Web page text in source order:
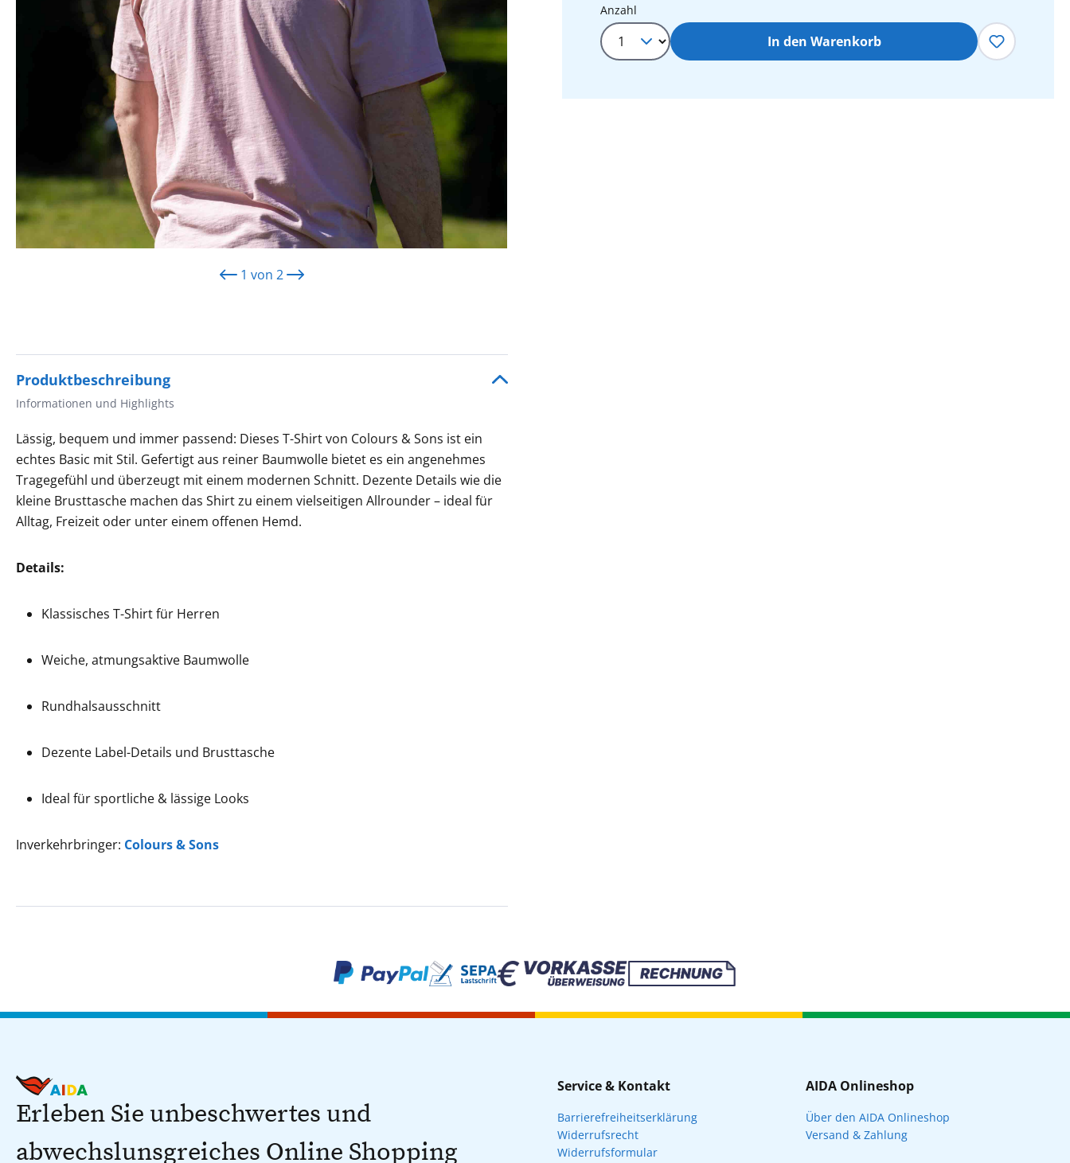
Produkt Anzahl: Gib den gewünschten Wert ein
Anzahl
In den Warenkorb
1 von 2
Produktbeschreibung
Informationen und Highlights
Lässig, bequem und immer passend: Dieses T-Shirt von Colours & Sons ist ein
echtes Basic mit Stil. Gefertigt aus reiner Baumwolle bietet es ein angenehmes
Tragegefühl und überzeugt mit einem modernen Schnitt. Dezente Details wie die
kleine Brusttasche machen das Shirt zu einem vielseitigen Allrounder – ideal für
Alltag, Freizeit oder unter einem offenen Hemd.
Details:
Klassisches T-Shirt für Herren
Weiche, atmungsaktive Baumwolle
Rundhalsausschnitt
Dezente Label-Details und Brusttasche
Ideal für sportliche & lässige Looks
Inverkehrbringer: Colours & Sons
Erleben Sie unbeschwertes und
abwechslunsgreiches Online Shopping
Service & Kontakt
Barrierefreiheitserklärung
Widerrufsrecht
Widerrufsformular
AIDA Onlineshop
Über den AIDA Onlineshop
Versand & Zahlung